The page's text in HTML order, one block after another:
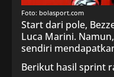
Foto: bolasport.com
Start dari pole,
Luca Marini.
sendiri
Berikut hasil sprint